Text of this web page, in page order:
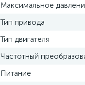
Максимальное
Тип привода
Тип двигателя
Частотный
Питание